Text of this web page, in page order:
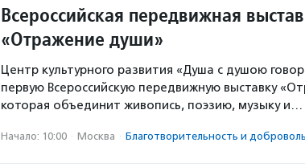
Всероссийская передвижная
«Отражение души»
Центр культурного развития «Душа с душою
первую Всероссийскую передвижную выставку
которая объединит живопись, поэзию, музыку и…
Начало: 10:00 · Москва · Благотвори­тель­ность и